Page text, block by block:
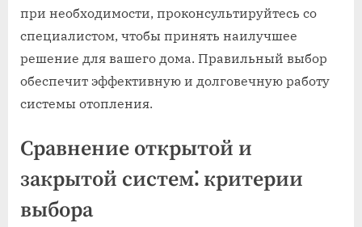
при необходимости, проконсультируйтесь со
специалистом, чтобы принять наилучшее
решение для вашего дома. Правильный выбор
обеспечит эффективную и долговечную работу
системы отопления.
Сравнение открытой и
закрытой систем⁚ критерии
выбора